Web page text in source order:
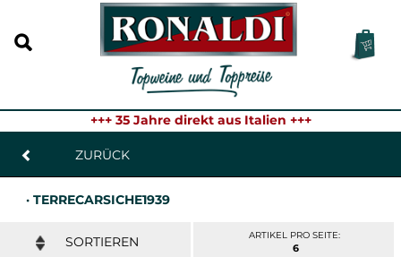
+++ 35 Jahre direkt aus Italien +++
ZURÜCK
· TERRECARSICHE1939
ARTIKEL PRO SEITE:
6